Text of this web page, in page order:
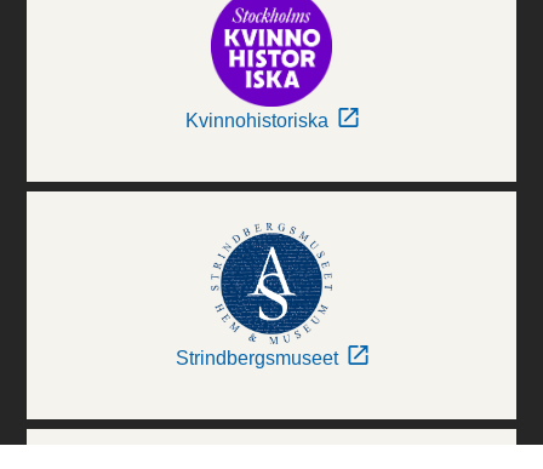
Kvinnohistoriska
Strindbergsmuseet